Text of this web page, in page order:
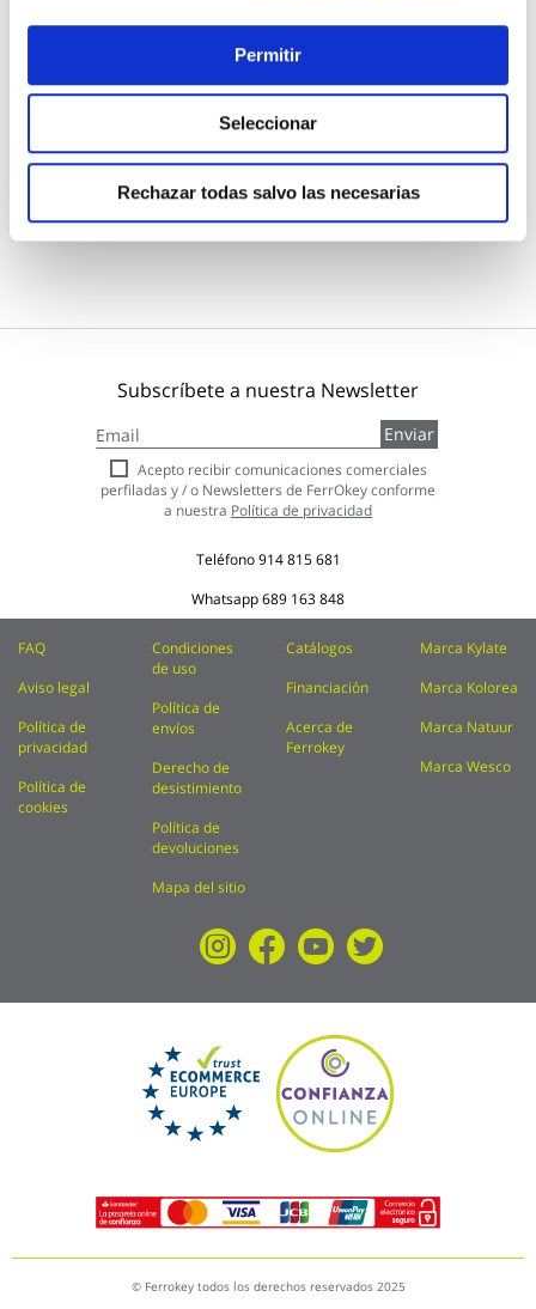
Permitir
Seleccionar
Rechazar todas salvo las necesarias
Rei
2,93 €
Añadir al carrito
Subscríbete a nuestra Newsletter
a
nuestro
boletín
de
Enviar
Acepto recibir comunicaciones comerciales
perfiladas y / o Newsletters de FerrOkey conforme
a nuestra Política de privacidad
Teléfono914 815 681
Whatsapp689 163 848
FAQ
Aviso legal
Política de
privacidad
Política de
cookies
Condiciones
de uso
Política de
envíos
Derecho de
desistimiento
Política de
devoluciones
Mapa del sitio
Catálogos
Financiación
Acerca de
Ferrokey
Marca Kylate
Marca Kolorea
Marca Natuur
Marca Wesco
© Ferrokey todos los derechos reservados 2025